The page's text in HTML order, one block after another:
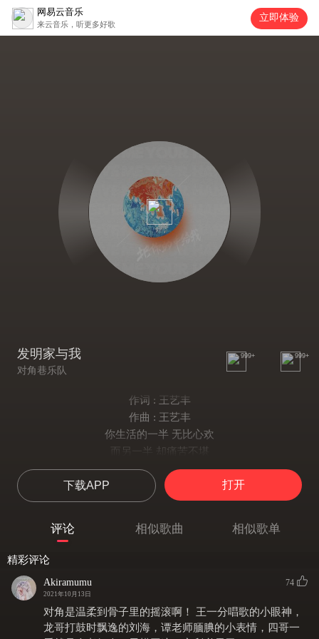
网易云音乐
来云音乐，听更多好歌
立即体验
发明家与我
对角巷乐队
999+ 999+
作词 : 王艺丰
作曲 : 王艺丰
你生活的一半 无比心欢
而另一半 却痛苦不堪
你脑海的想法
人们说是疯话
是的 这才能让这 世界有变化
颤动的琴弦
潦倒太过平常
所以头颅永远高昂
下载APP 打开
评论 相似歌曲 相似歌单
精彩评论
Akiramumu
2021年10月13日
74
对角是温柔到骨子里的摇滚啊！ 王一分唱歌的小眼神，
龙哥打鼓时飘逸的刘海，谭老师腼腆的小表情，四哥一